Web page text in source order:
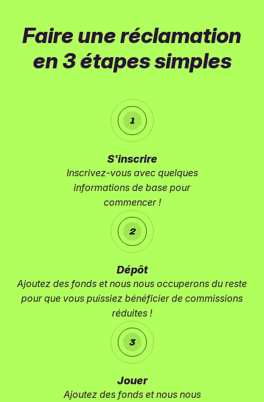
Faire une réclamation
en 3 étapes simples
S'inscrire
Inscrivez-vous avec quelques
informations de base pour
commencer !
Dépôt
Ajoutez des fonds et nous nous occuperons du reste
pour que vous puissiez bénéficier de commissions
réduites !
Jouer
Ajoutez des fonds et nous nous